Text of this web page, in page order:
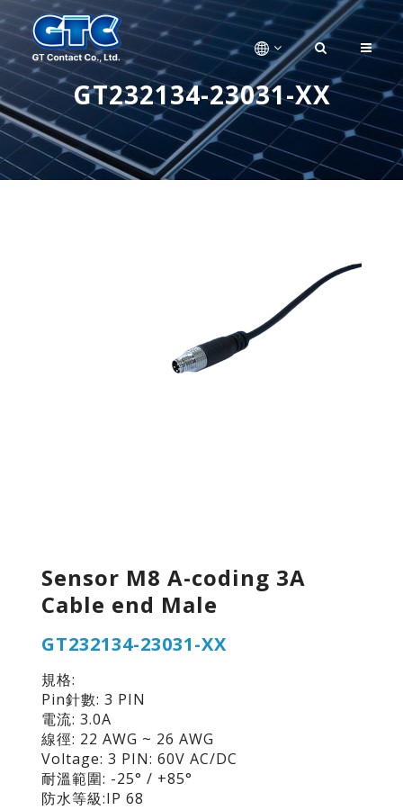
GT232134-23031-XX
Sensor M8 A-coding 3A
Cable end Male
GT232134-23031-XX
規格:
Pin針數: 3 PIN
電流: 3.0A
線徑: 22 AWG ~ 26 AWG
Voltage: 3 PIN: 60V AC/DC
耐溫範圍: -25° / +85°
防水等級:IP 68